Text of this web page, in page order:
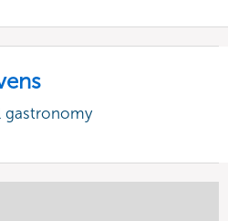
gastronomy